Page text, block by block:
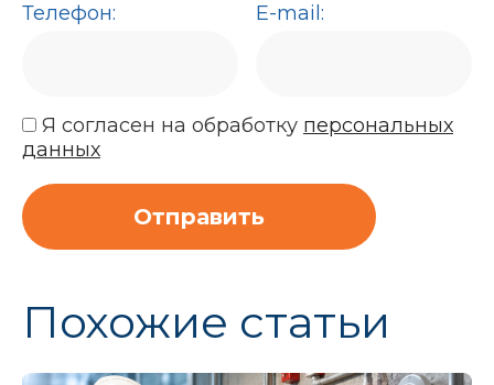
Телефон: E-mail:
Я согласен на обработку персональных
данных
Отправить
Похожие статьи